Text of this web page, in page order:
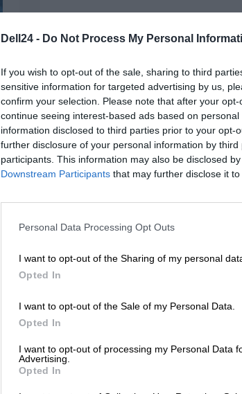
Dell24 - Do Not Process My Personal
If you wish to opt-out of the sale, sharing to third
sensitive information for targeted advertising by us,
confirm your selection. Please note that after your
continue seeing interest-based ads based on
information disclosed to third parties prior to your opt-
further disclosure of your personal information by third
participants. This information may also be disclosed
Downstream Participants that may further disclose it
Personal Data Processing Opt Outs
I want to opt-out of the Sharing of my personal
Opted In
I want to opt-out of the Sale of my Personal Data.
Opted In
I want to opt-out of processing my Personal Data
Advertising.
Opted In
Dysk pasuje do serwerów Dell:
PowerEdge R540
PowerVault NX3240
PowerEdge R240
PowerEdge R740xd2
Nazwa produktu Dell